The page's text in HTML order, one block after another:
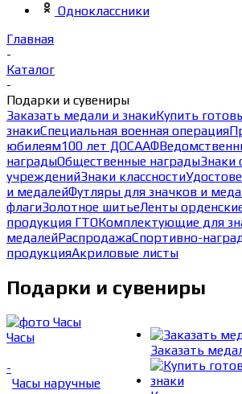
Одноклассники
Главная
-
Каталог
-
Подарки и сувениры
Заказать медали и знакиКупить
знакиСпециальная военная операция
юбилеям100 лет ДОСААФ
наградыОбщественные наградыЗнаки
учрежденийЗнаки классности
и медалейФутляры для значков и
флагиЗолотное шитьеЛенты
продукция ГТОКомплектующие для
медалейРаспродажаСпортивно-
продукцияАкриловые листы
Подарки и сувениры
Часы
-
Часы наручные
Заказать